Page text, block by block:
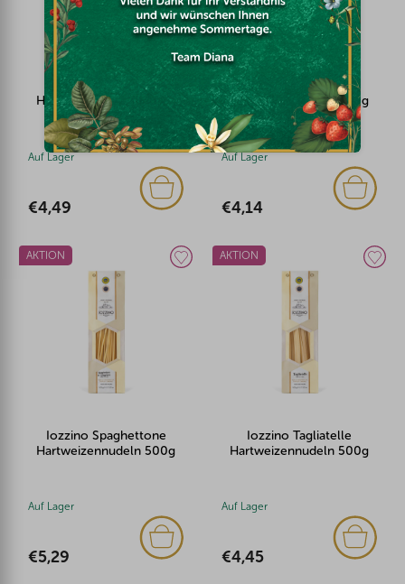
Iozzino Linguine
Hartweizennudeln 500g
Auf Lager
€4,49
Iozzino Penne Rigate
Hartweizennudeln 500g
Auf Lager
€4,14
AKTION
Iozzino Spaghettone
Hartweizennudeln 500g
Auf Lager
€5,29
AKTION
Iozzino Tagliatelle
Hartweizennudeln 500g
Auf Lager
€4,45